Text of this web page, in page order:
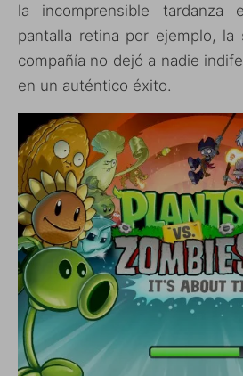
la incomprensible tardanza
pantalla retina por ejemplo, la
compañía no dejó a nadie
en un auténtico éxito.